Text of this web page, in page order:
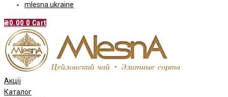
mlesna.ukraine
₴0.00 0 Cart
Акції
Каталог